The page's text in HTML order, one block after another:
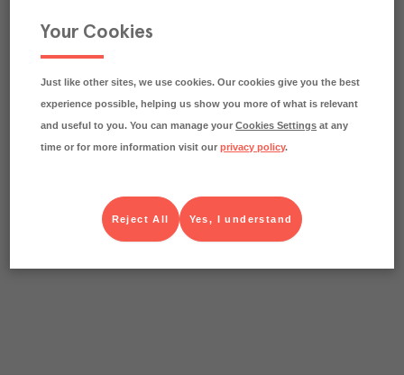
Your Cookies
Just like other sites, we use cookies. Our cookies give you the best
experience possible, helping us show you more of what is relevant
and useful to you. You can manage yourCookies Settings at any
time or for more information visit ourprivacy policy.
Yes, I understand
Reject All